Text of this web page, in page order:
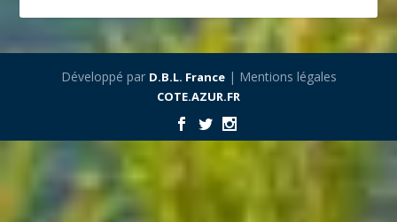
Développé par D.B.L. France| Mentions légales
COTE.AZUR.FR